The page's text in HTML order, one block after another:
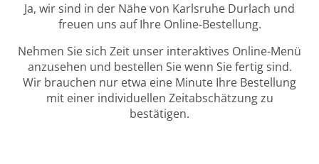
Ja, wir sind in der Nähe von Karlsruhe Durlach und
freuen uns auf Ihre Online-Bestellung.
Nehmen Sie sich Zeit unser interaktives Online-Menü
anzusehen und bestellen Sie wenn Sie fertig sind.
Wir brauchen nur etwa eine Minute Ihre Bestellung
mit einer individuellen Zeitabschätzung zu
bestätigen.